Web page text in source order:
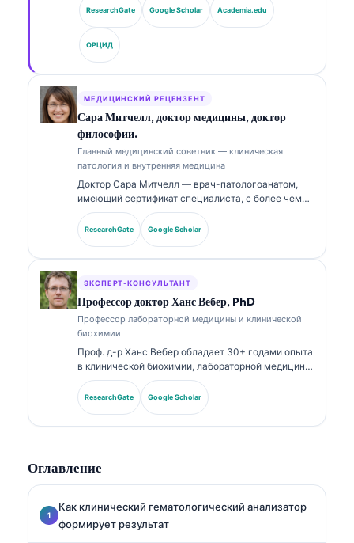
анализе с помощью ИИ. В качестве главного
врача (Chief Medical Officer) в Kantesti AI он
осуществляет клинический надзор за
медицинской точностью запатентованной
нейронной сети. Доктор Кляйн широко
публиковался по вопросам интерпретации
биомаркеров и лабораторной диагностики по
темам лабораторной медицины.
ResearchGate Google Scholar Academia.edu
ОРЦИД
МЕДИЦИНСКИЙ РЕЦЕНЗЕНТ
Сара Митчелл, доктор медицины, доктор
философии.
Главный медицинский советник — клиническая
патология и внутренняя медицина
Доктор Сара Митчелл — врач-патологоанатом,
имеющий сертификат специалиста, с более чем
18-летним опытом в лабораторной медицине и
диагностическом анализе. Она имеет профильные
сертификаты по клинической химии и широко
ResearchGate Google Scholar
ЭКСПЕРТ-КОНСУЛЬТАНТ
Профессор доктор Ханс Вебер, PhD
Профессор лабораторной медицины и клинической
биохимии
Проф. д-р Ханс Вебер обладает 30+ годами опыта
в клинической биохимии, лабораторной медицине
и исследованиях биомаркеров. Бывший президент
Немецкого общества клинической химии, он
специализируется на анализе диагностических
ResearchGate Google Scholar
Оглавление
Как клинический гематологический анализатор
формирует результат